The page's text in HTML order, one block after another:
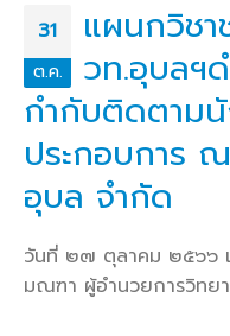
31
ต.ค.
แผนกวิช
วท.อุบลฯ
กำกับติดตาม
ประกอบการ
อุบล จำกัด
วันที่ ๒๗ ตุลาคม ๒๕๖๖
มณฑา ผู้อำนวยการวิทย